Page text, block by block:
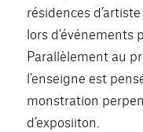
résidences
lors d’événements
Parallèlement au
l’enseigne est
monstration
d’exposiiton.